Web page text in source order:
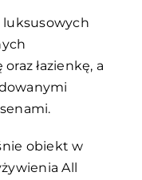
luksusowych
łazienkę, a
obiekt w
All